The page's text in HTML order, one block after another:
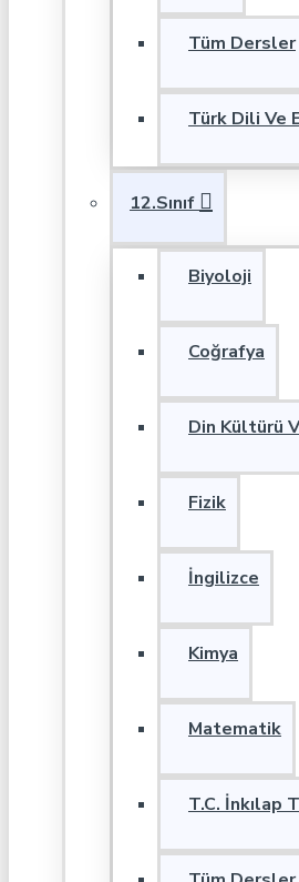
Tüm Dersler
Türk Dili Ve
12.Sınıf
Biyoloji
Coğrafya
Din Kültürü
Fizik
İngilizce
Kimya
Matematik
T.C. İnkılap